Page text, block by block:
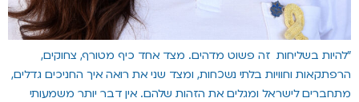
"להיות בשליחות זה פשוט מדהים. מצד אחד כיף מטורף, צחוקים,
הרפתקאות וחוויות בלתי נשכחות, ומצד שני את רואה איך החניכים גדלים,
מתחברים לישראל ומגלים את הזהות שלהם. אין דבר יותר משמעותי